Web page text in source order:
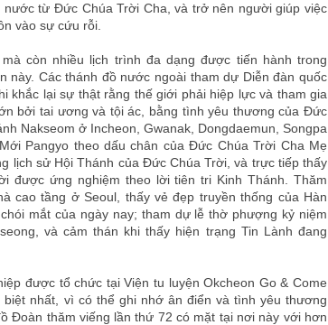
từ Đức Chúa Trời Cha, và trở nên người giúp việc
vào sự cứu rỗi.
còn nhiều lịch trình đa dạng được tiến hành trong
này. Các thánh đồ nước ngoài tham dự Diễn đàn quốc
khắc lại sự thật rằng thế giới phải hiệp lực và tham gia
bởi tai ương và tội ác, bằng tình yêu thương của Đức
Nakseom ở Incheon, Gwanak, Dongdaemun, Songpa
Pangyo theo dấu chân của Đức Chúa Trời Cha Mẹ
lịch sử Hội Thánh của Đức Chúa Trời, và trực tiếp thấy
được ứng nghiệm theo lời tiên tri Kinh Thánh. Thăm
cao tầng ở Seoul, thấy vẻ đẹp truyền thống của Hàn
mắt của ngày nay; tham dự lễ thờ phượng kỷ niệm
và cảm thán khi thấy hiện trạng Tin Lành đang
được tổ chức tại Viện tu luyện Okcheon Go & Come
nhất, vì có thể ghi nhớ ân điển và tình yêu thương
Đoàn thăm viếng lần thứ 72 có mặt tại nơi này với hơn